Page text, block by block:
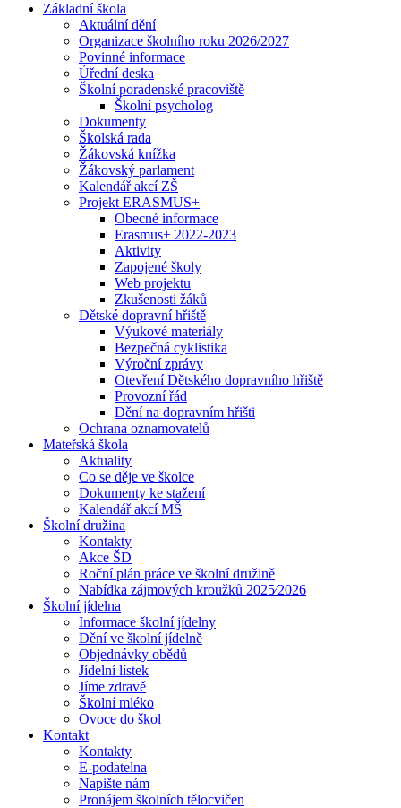
Základní škola
Aktuální dění
Organizace školního roku 2026/2027
Povinné informace
Úřední deska
Školní poradenské pracoviště
Školní psycholog
Dokumenty
Školská rada
Žákovská knížka
Žákovský parlament
Kalendář akcí ZŠ
Projekt ERASMUS+
Obecné informace
Erasmus+ 2022-2023
Aktivity
Zapojené školy
Web projektu
Zkušenosti žáků
Dětské dopravní hřiště
Výukové materiály
Bezpečná cyklistika
Výroční zprávy
Otevření Dětského dopravního hřiště
Provozní řád
Dění na dopravním hřišti
Ochrana oznamovatelů
Mateřská škola
Aktuality
Co se děje ve školce
Dokumenty ke stažení
Kalendář akcí MŠ
Školní družina
Kontakty
Akce ŠD
Roční plán práce ve školní družině
Nabídka zájmových kroužků 2025⁄2026
Školní jídelna
Informace školní jídelny
Dění ve školní jídelně
Objednávky obědů
Jídelní lístek
Jíme zdravě
Školní mléko
Ovoce do škol
Kontakt
Kontakty
E-podatelna
Napište nám
Pronájem školních tělocvičen